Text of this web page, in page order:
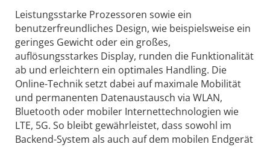
Leistungsstarke Prozessoren sowie ein
benutzerfreundliches Design, wie beispielsweise ein
geringes Gewicht oder ein großes,
auflösungsstarkes Display, runden die Funktionalität
ab und erleichtern ein optimales Handling. Die
Online-Technik setzt dabei auf maximale Mobilität
und permanenten Datenaustausch via WLAN,
Bluetooth oder mobiler Internettechnologien wie
LTE, 5G. So bleibt gewährleistet, dass sowohl im
Backend-System als auch auf dem mobilen Endgerät